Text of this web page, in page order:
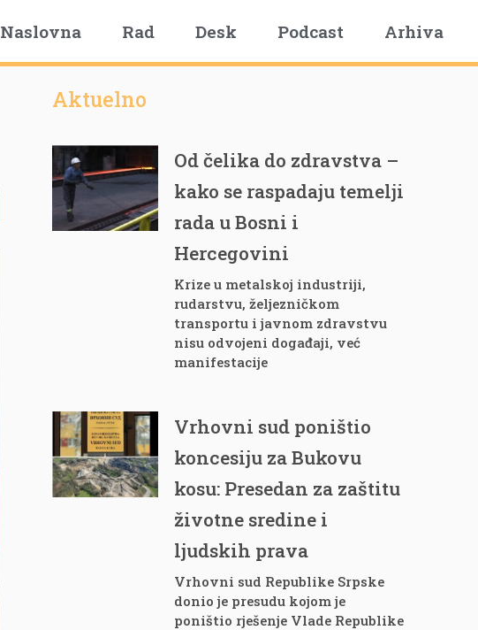
Naslovna Rad Desk Podcast Arhiva
Aktuelno
Od čelika do zdravstva –
kako se raspadaju temelji
rada u Bosni i
Hercegovini
Krize u metalskoj industriji,
rudarstvu, željezničkom
transportu i javnom zdravstvu
nisu odvojeni događaji, već
manifestacije
Vrhovni sud poništio
koncesiju za Bukovu
kosu: Presedan za zaštitu
životne sredine i
ljudskih prava
Vrhovni sud Republike Srpske
donio je presudu kojom je
poništio rješenje Vlade Republike